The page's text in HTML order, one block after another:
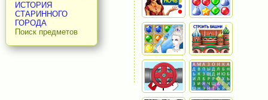
ИСТОРИЯ
СТАРИННОГО
ГОРОДА
Поиск предметов